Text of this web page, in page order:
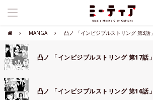
MANGA 凸ノ 「インビジブルストリング 第3話」
凸ノ 「インビジブルストリング 第17話」
凸ノ 「インビジブルストリング 第16話」